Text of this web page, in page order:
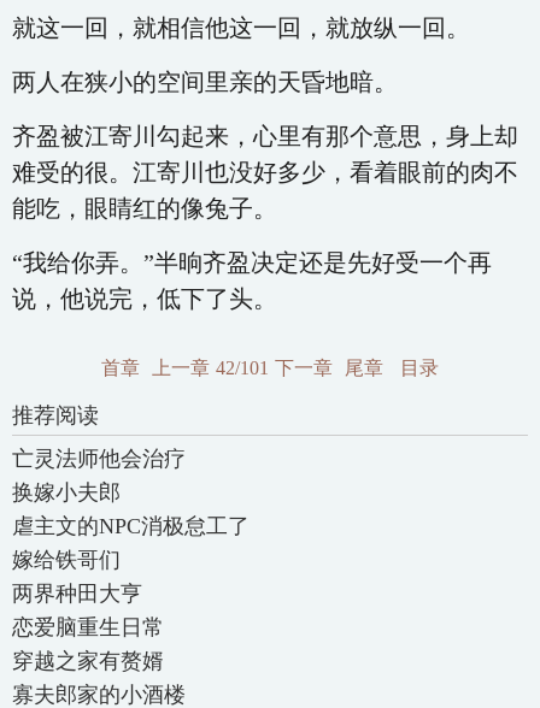
就这一回，就相信他这一回，就放纵一回。
两人在狭小的空间里亲的天昏地暗。
齐盈被江寄川勾起来，心里有那个意思，身上却
难受的很。江寄川也没好多少，看着眼前的肉不
能吃，眼睛红的像兔子。
“我给你弄。”半晌齐盈决定还是先好受一个再
说，他说完，低下了头。
首章 上一章 42/101 下一章 尾章 目录
推荐阅读
亡灵法师他会治疗
换嫁小夫郎
虐主文的NPC消极怠工了
嫁给铁哥们
两界种田大亨
恋爱脑重生日常
穿越之家有赘婿
寡夫郎家的小酒楼